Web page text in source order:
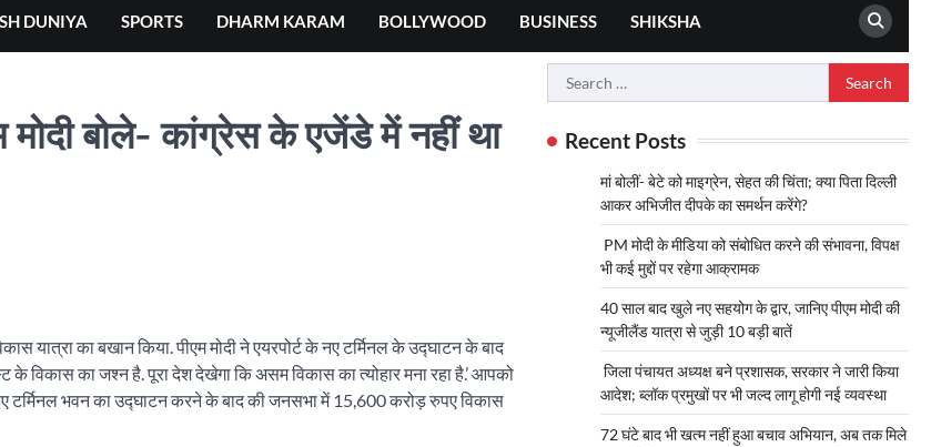
DUNIYA SPORTS DHARM KARAM BOLLYWOOD BUSINESS SHIKSHA
मोदी बोले- कांग्रेस के एजेंडे में नहीं था
यात्रा का बखान किया. पीएम मोदी ने एयरपोर्ट के नए टर्मिनल के उद्घाटन के बाद
विकास का जश्न है. पूरा देश देखेगा कि असम विकास का त्योहार मना रहा है.’ आपको
टर्मिनल भवन का उद्घाटन करने के बाद की जनसभा में 15,600 करोड़ रुपए विकास
Search
for:
Recent Posts
मां बोलीं- बेटे को माइग्रेन, सेहत की चिंता; क्या पिता दिल्ली
आकर अभिजीत दीपके का समर्थन करेंगे?
PM मोदी के मीडिया को संबोधित करने की संभावना, विपक्ष
भी कई मुद्दों पर रहेगा आक्रामक
40 साल बाद खुले नए सहयोग के द्वार, जानिए पीएम मोदी की
न्यूजीलैंड यात्रा से जुड़ी 10 बड़ी बातें
जिला पंचायत अध्यक्ष बने प्रशासक, सरकार ने जारी किया
आदेश; ब्लॉक प्रमुखों पर भी जल्द लागू होगी नई व्यवस्था
72 घंटे बाद भी खत्म नहीं हुआ बचाव अभियान, अब तक मिले